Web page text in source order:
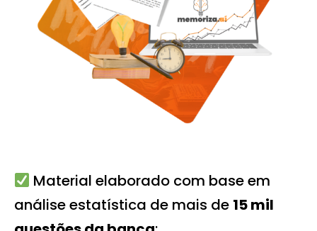
Material elaborado com base em
análise estatística de mais de 15 mil